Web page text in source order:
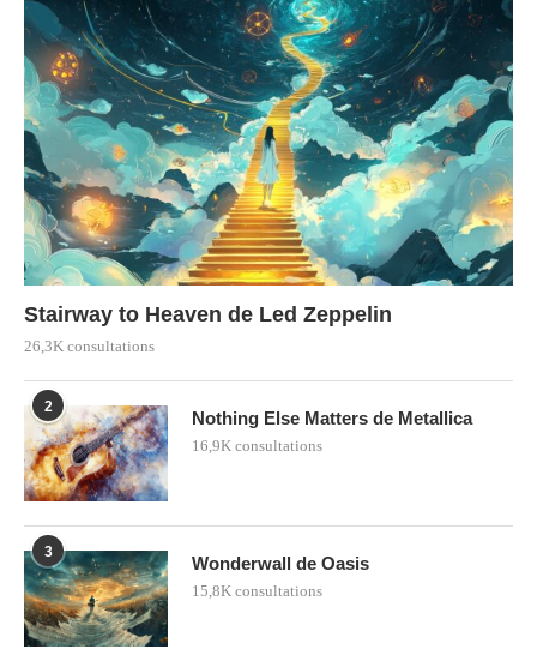
Stairway to Heaven de Led Zeppelin
26,3K consultations
2
Nothing Else Matters de Metallica
16,9K consultations
3
Wonderwall de Oasis
15,8K consultations